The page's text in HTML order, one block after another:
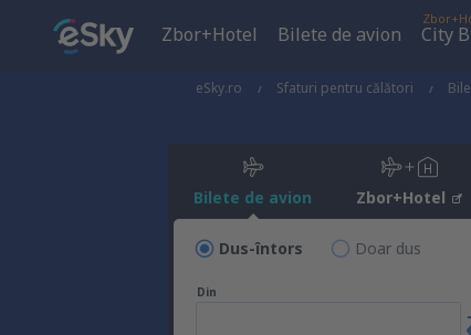
Zbor+Hotel Bilete de avion City
eSky.ro Sfaturi pentru călători
Bilete de avion Zbor+Hotel
Dus-întors Doar dus
Din